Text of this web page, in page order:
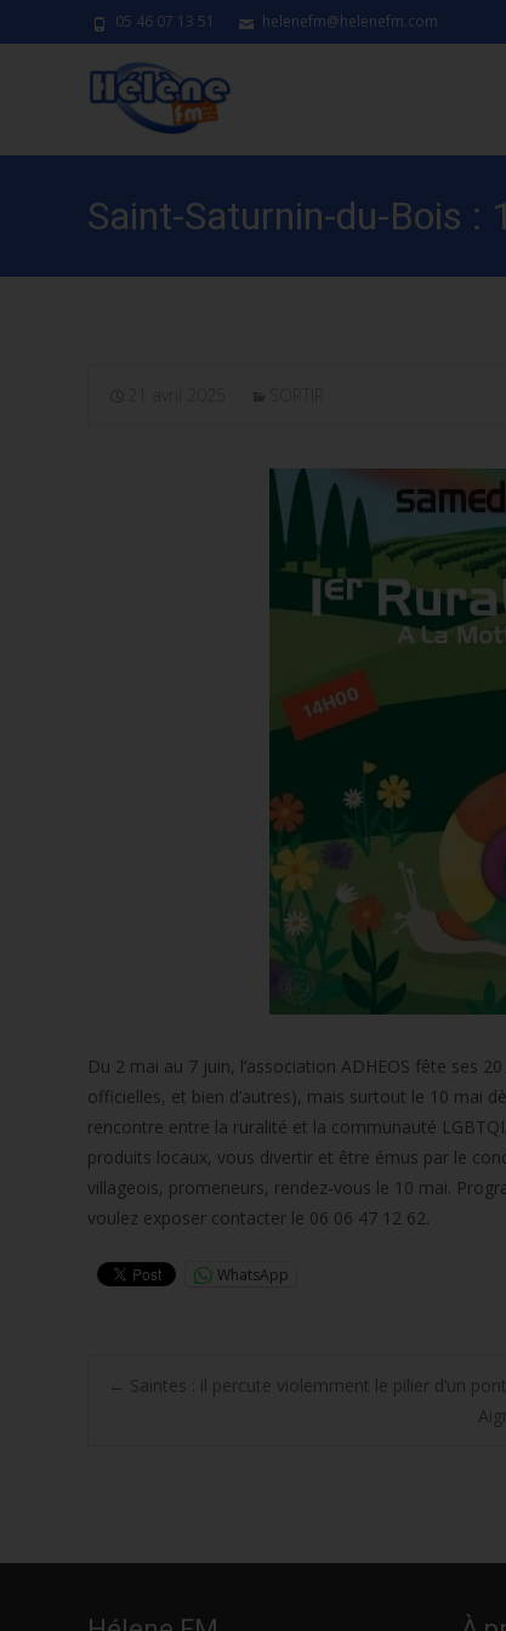
05 46 07 13 51 helenefm@helenefm.com
Saint-Saturnin-du-Bois :
Du 2 mai au 7 juin, l’association ADHEOS fête ses
officielles, et bien d’autres), mais surtout le 10 mai
rencontre entre la ruralité et la communauté
produits locaux, vous divertir et être émus par le
villageois, promeneurs, rendez-vous le 10 mai.
voulez exposer contacter le 06 06 47 12 62.
WhatsApp
Post
← Saintes : il percute violemment le pilier d’un